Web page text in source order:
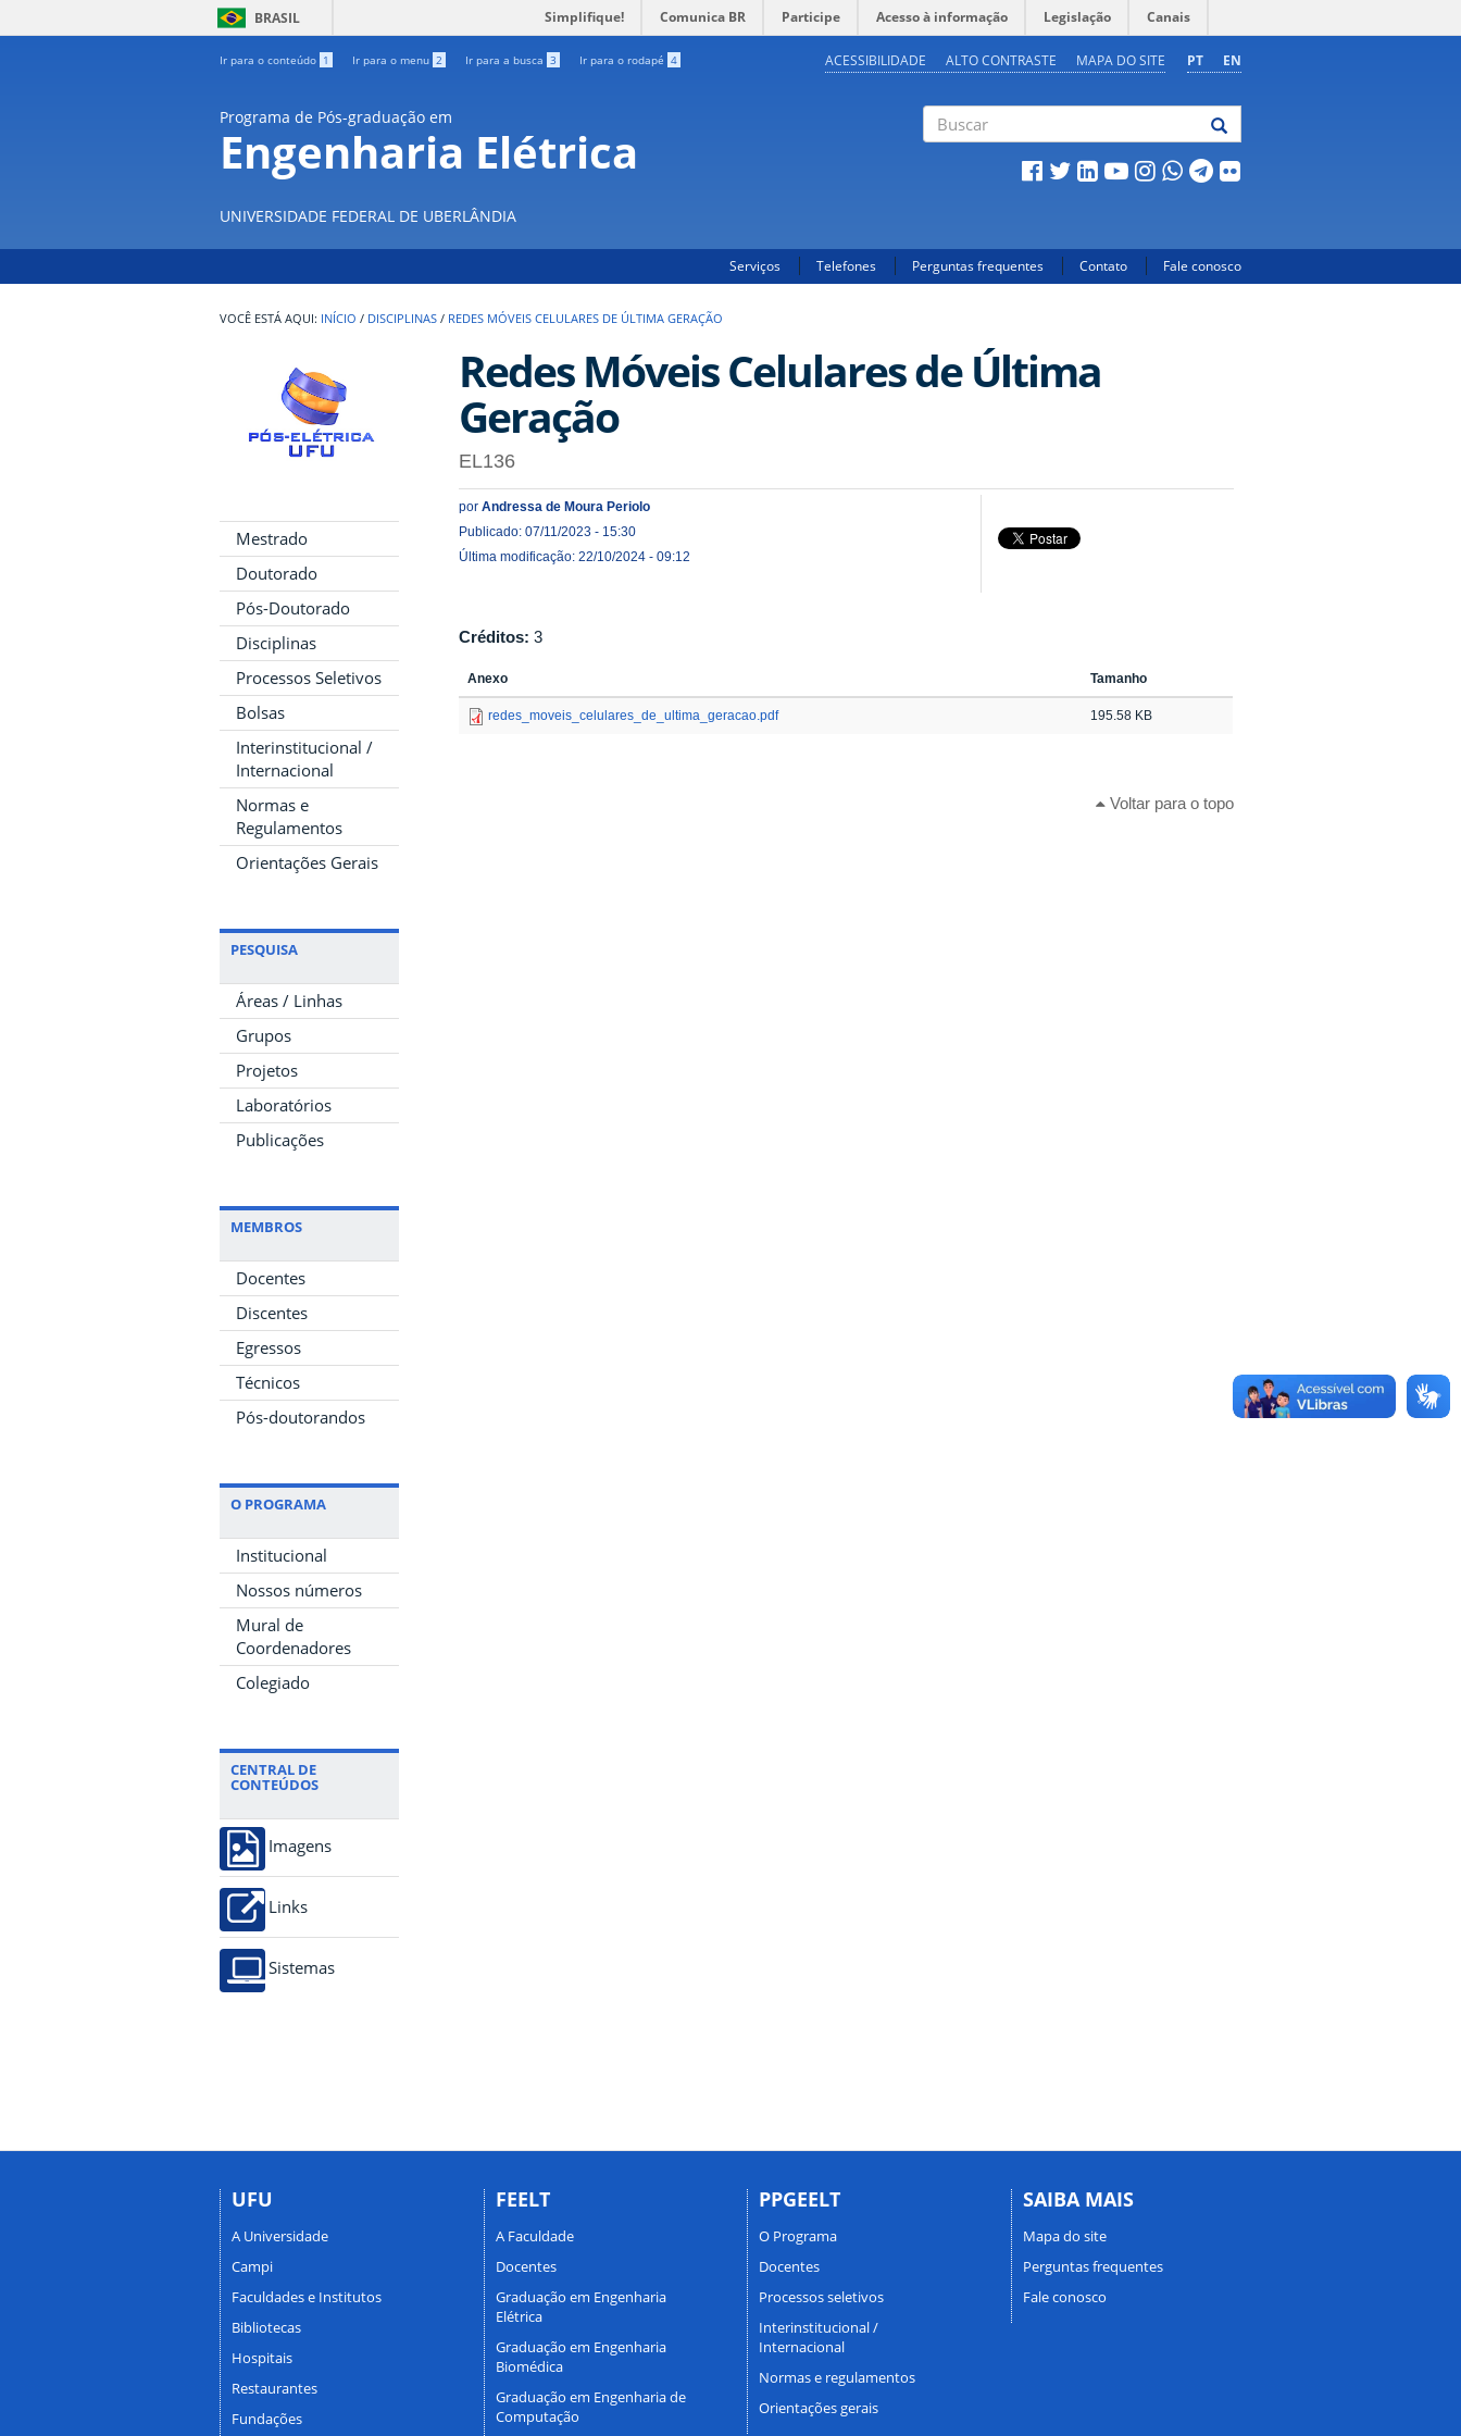
BRASIL Simplifique! Comunica BR Participe Acesso à informação Legislação Canais
Ir para o conteúdo 1 Ir para o menu 2 Ir para a busca 3 Ir para o rodapé 4 PT EN
ACESSIBILIDADE ALTO CONTRASTE MAPA DO SITE
Programa de Pós-graduação em
Engenharia Elétrica
UNIVERSIDADE FEDERAL DE UBERLÂNDIA
Serviços Telefones Perguntas frequentes Contato Fale conosco
INÍCIO / DISCIPLINAS / REDES MÓVEIS CELULARES DE ÚLTIMA GERAÇÃO
Mestrado
Doutorado
Pós-Doutorado
Disciplinas
Processos Seletivos
Bolsas
Interinstitucional /
Internacional
Normas e
Regulamentos
Orientações Gerais
PESQUISA
Áreas / Linhas
Grupos
Projetos
Laboratórios
Publicações
MEMBROS
Docentes
Discentes
Egressos
Técnicos
Pós-doutorandos
O PROGRAMA
Institucional
Nossos números
Mural de
Coordenadores
Colegiado
CENTRAL DE
CONTEÚDOS
Imagens
Links
Sistemas
Redes Móveis Celulares de Última
Geração
EL136
por Andressa de Moura Periolo
Publicado: 07/11/2023 - 15:30
Última modificação: 22/10/2024 - 09:12
Créditos: 3
Anexo Tamanho
redes_moveis_celulares_de_ultima_geracao.pdf 195.58 KB
Voltar para o topo
UFU
A Universidade
Campi
Faculdades e Institutos
Bibliotecas
Hospitais
Restaurantes
Fundações
FEELT
A Faculdade
Docentes
Graduação em Engenharia
Elétrica
Graduação em Engenharia
Biomédica
Graduação em Engenharia de
Computação
PPGEELT
O Programa
Docentes
Processos seletivos
Interinstitucional /
Internacional
Normas e regulamentos
Orientações gerais
SAIBA MAIS
Mapa do site
Perguntas frequentes
Fale conosco